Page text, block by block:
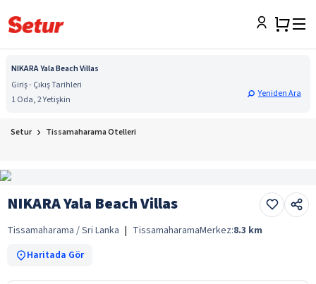
NIKARA Yala Beach Villas
Giriş - Çıkış Tarihleri
1 Oda, 2 Yetişkin
Yeniden Ara
Setur Tissamaharama Otelleri
NIKARA Yala Beach Villas
Tissamaharama / Sri Lanka | TissamaharamaMerkez:8.3 km
Haritada Gör